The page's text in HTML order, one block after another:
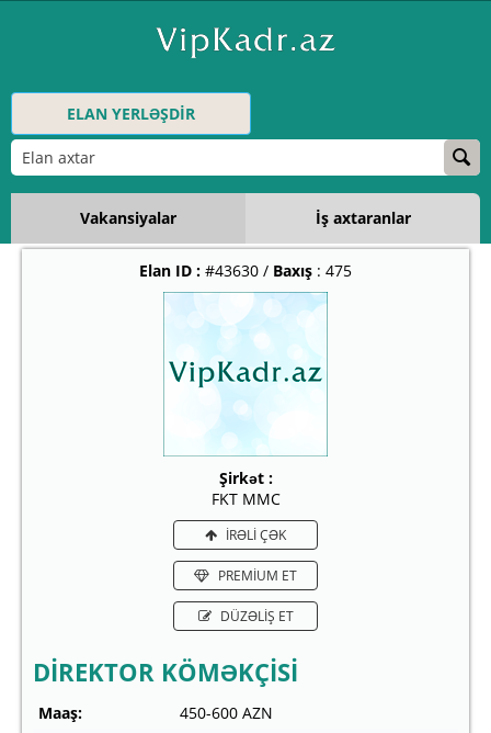
ELAN YERLƏŞDİR
Vakansiyalar İş axtaranlar
Elan ID : #43630 / Baxış : 475
Şirkət :
FKT MMC
İRƏLİ ÇƏK
PREMİUM ET
DÜZƏLİŞ ET
DİREKTOR KÖMƏKÇİSİ
Maaş:
450-600 AZN